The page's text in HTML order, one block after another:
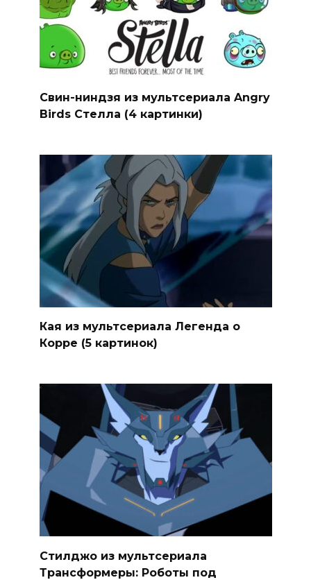
Свин-ниндзя из мультсериала Angry
Birds Стелла (4 картинки)
Кая из мультсериала Легенда о
Корре (5 картинок)
Стилджо из мультсериала
Трансформеры: Роботы под